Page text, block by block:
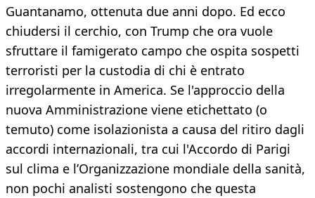
Guantanamo, ottenuta due anni dopo. Ed ecco
chiudersi il cerchio, con Trump che ora vuole
sfruttare il famigerato campo che ospita sospetti
terroristi per la custodia di chi è entrato
irregolarmente in America. Se l'approccio della
nuova Amministrazione viene etichettato (o
temuto) come isolazionista a causa del ritiro dagli
accordi internazionali, tra cui l'Accordo di Parigi
sul clima e l’Organizzazione mondiale della sanità,
non pochi analisti sostengono che questa